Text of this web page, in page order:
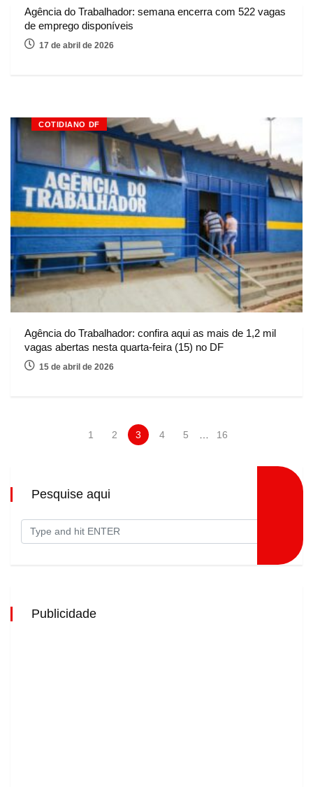
Agência do Trabalhador: semana encerra com 522 vagas
de emprego disponíveis
17 de abril de 2026
COTIDIANO DF
Agência do Trabalhador: confira aqui as mais de 1,2 mil
vagas abertas nesta quarta-feira (15) no DF
15 de abril de 2026
1 2 3 4 5 16
Pesquise aqui
Publicidade